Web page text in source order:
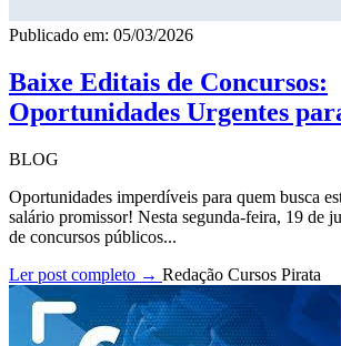
Publicado em: 05/03/2026
Baixe Editais de Concursos:
Oportunidades Urgentes
BLOG
Oportunidades imperdíveis para quem busca
salário promissor! Nesta segunda-feira, 19 de
de concursos públicos...
Ler post completo → Redação Cursos Pirata